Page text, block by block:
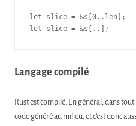
let slice = &s[0..len];
let slice = &s[..];
Langage compilé
Rust est compilé. En général, dans
code généré au milieu, et c’est donc